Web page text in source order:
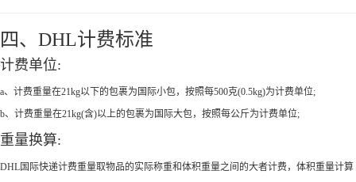
四、DHL计费标准
计费单位:
a、计费重量在21kg以下的包裹为国际小包，按照每500克(0.5kg)为计费单位;
b、计费重量在21kg(含)以上的包裹为国际大包，按照每公斤为计费单位;
重量换算:
DHL国际快递计费重量取物品的实际称重和体积重量之间的大者计费，体积重量计算